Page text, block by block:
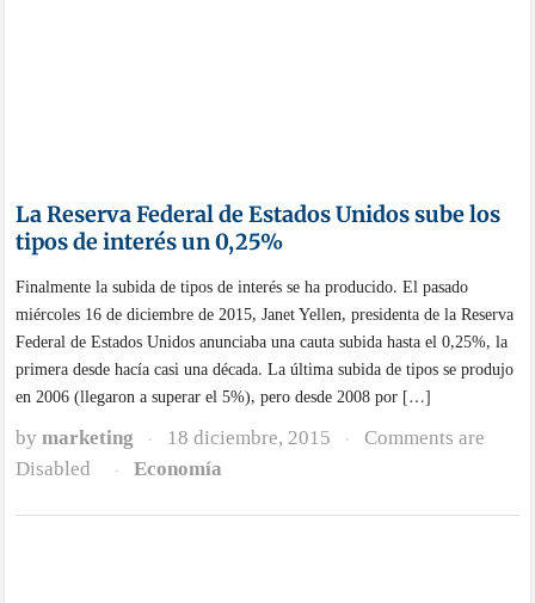
La Reserva Federal de Estados Unidos sube los
tipos de interés un 0,25%
Finalmente la subida de tipos de interés se ha producido. El pasado
miércoles 16 de diciembre de 2015, Janet Yellen, presidenta de la Reserva
Federal de Estados Unidos anunciaba una cauta subida hasta el 0,25%, la
primera desde hacía casi una década. La última subida de tipos se produjo
en 2006 (llegaron a superar el 5%), pero desde 2008 por […]
bymarketing · 18 diciembre, 2015 ·
Comments are
Disabled
· Economía